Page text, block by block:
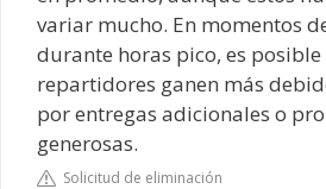
variar mucho. En momentos
durante horas pico, es posible
repartidores ganen más
por entregas adicionales o
generosas.
Solicitud de eliminación